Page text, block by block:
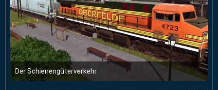
Der Schienengüterverkehr
28. Januar 2026 um 18:17